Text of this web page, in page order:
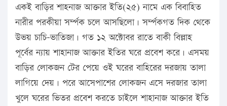
একই বাড়ির শাহনাজ আক্তার ইতি(২৫) নামে এক বিবাহিত
নারীর পরকীয়া সর্ম্পক চলে আসছিলো। সর্ম্পকগত দিক থেকে
উভয় চাচি-ভাতিজা। গত ১২ অক্টোবর রাতে বাকী বিল্লাহ
পূর্বের ন্যায় শাহানাজ আক্তার ইতির ঘরে প্রবেশ করে। এসময়
বাড়ির লোকজন টের পেয়ে ওই ঘরের বাহিরের দরজায় তালা
লাগিয়ে দেয়। পরে আসেপাশের লোকজন এসে দরজার তালা
খুলে ঘরের ভিতর প্রবেশ করতে চাইলে শাহানাজ আক্তার ইতি